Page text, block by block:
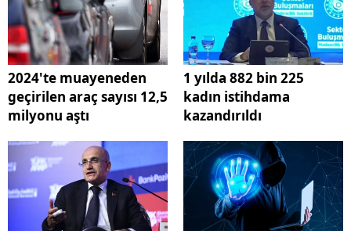
2024'te muayeneden
geçirilen araç sayısı 12,5
milyonu aştı
1 yılda 882 bin 225
kadın istihdama
kazandırıldı